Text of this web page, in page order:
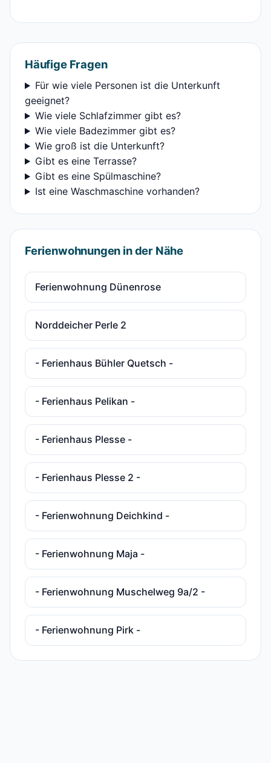
Häufige Fragen
Für wie viele Personen ist die Unterkunft
geeignet?
Wie viele Schlafzimmer gibt es?
Wie viele Badezimmer gibt es?
Wie groß ist die Unterkunft?
Gibt es eine Terrasse?
Gibt es eine Spülmaschine?
Ist eine Waschmaschine vorhanden?
Ferienwohnungen in der Nähe
Ferienwohnung Dünenrose
Norddeicher Perle 2
- Ferienhaus Bühler Quetsch -
- Ferienhaus Pelikan -
- Ferienhaus Plesse -
- Ferienhaus Plesse 2 -
- Ferienwohnung Deichkind -
- Ferienwohnung Maja -
- Ferienwohnung Muschelweg 9a/2 -
- Ferienwohnung Pirk -